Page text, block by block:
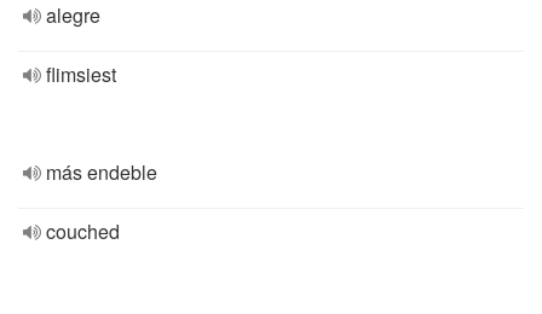
alegre
flimsiest
más endeble
couched